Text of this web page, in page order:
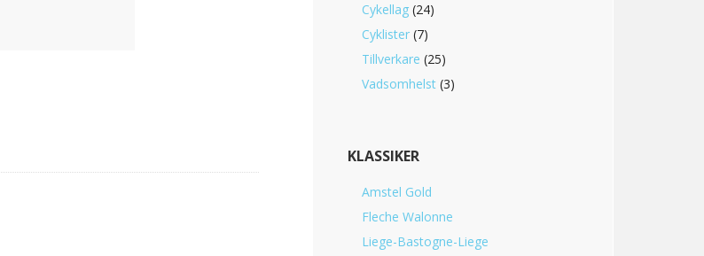
Cykellag (24)
Cyklister (7)
Tillverkare (25)
Vadsomhelst (3)
KLASSIKER
Amstel Gold
Fleche Walonne
Liege-Bastogne-Liege